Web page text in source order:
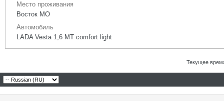
Место проживания
Восток МО
Автомобиль
LADA Vesta 1,6 МТ comfort light
Текущее